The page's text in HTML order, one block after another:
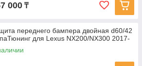
000 ₸
переднего бампера двойная d60/42
для Lexus NX200/NX300 2017-